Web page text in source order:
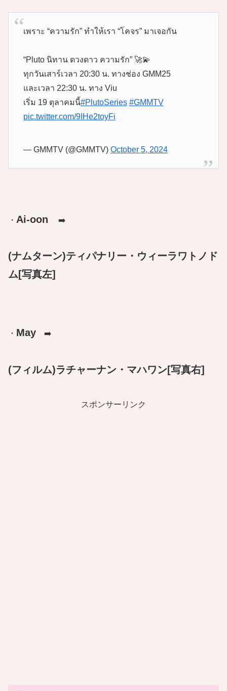
เพราะ “ความรัก” ทำให้เรา “โคจร” มาเจอกัน
“Pluto นิทาน ดวงดาว ความรัก” 🚀💫
ทุกวันเสาร์เวลา 20:30 น. ทางช่อง GMM25
และเวลา 22:30 น. ทาง Viu
เริ่ม 19 ตุลาคมนี้#PlutoSeries #GMMTV
pic.twitter.com/9IHe2toyFi
— GMMTV (@GMMTV) October 5, 2024
・ Ai-oon ➡️
(ナムターン)ティパナリー・ウィーラワトノド
ム[写真左]
・ May ➡️
(フィルム)ラチャーナン・マハワン[写真右]
スポンサーリンク